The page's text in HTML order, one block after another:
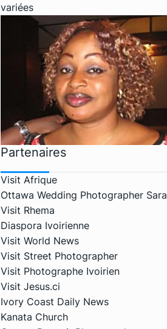
variées
Partenaires
Visit Afrique
Ottawa Wedding Photographer Sara
Visit Rhema
Diaspora Ivoirienne
Visit World News
Visit Street Photographer
Visit Photographe Ivoirien
Visit Jesus.ci
Ivory Coast Daily News
Kanata Church